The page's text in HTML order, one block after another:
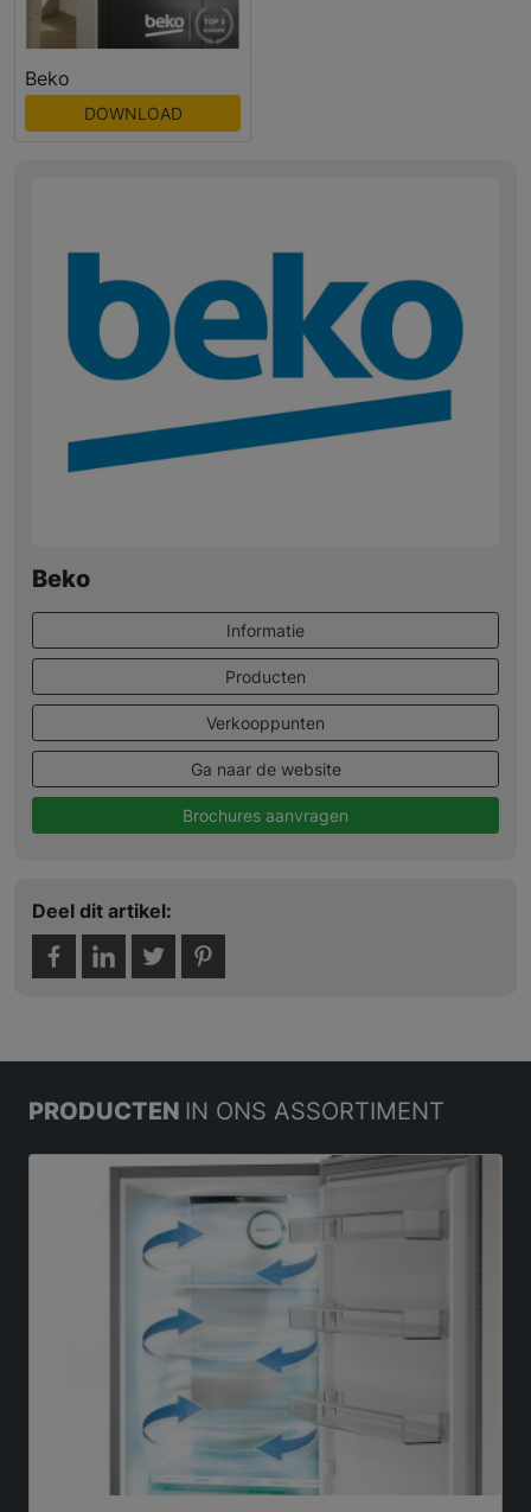
Beko
DOWNLOAD
Beko
Informatie
Producten
Verkooppunten
Ga naar de website
Brochures aanvragen
Deel dit artikel:
PRODUCTEN IN ONS ASSORTIMENT